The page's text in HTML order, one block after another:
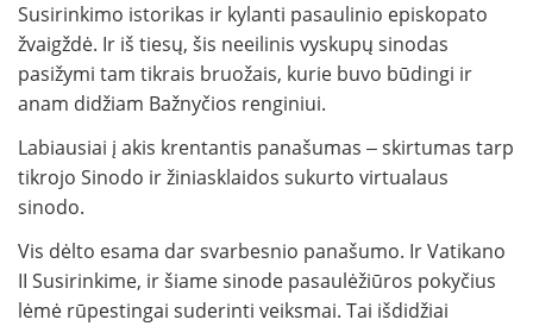
Susirinkimo istorikas ir kylanti pasaulinio episkopato
žvaigždė. Ir iš tiesų, šis neeilinis vyskupų sinodas
pasižymi tam tikrais bruožais, kurie buvo būdingi ir
anam didžiam Bažnyčios renginiui.
Labiausiai į akis krentantis panašumas ‒ skirtumas tarp
tikrojo Sinodo ir žiniasklaidos sukurto virtualaus
sinodo.
Vis dėlto esama dar svarbesnio panašumo. Ir Vatikano
II Susirinkime, ir šiame sinode pasaulėžiūros pokyčius
lėmė rūpestingai suderinti veiksmai. Tai išdidžiai